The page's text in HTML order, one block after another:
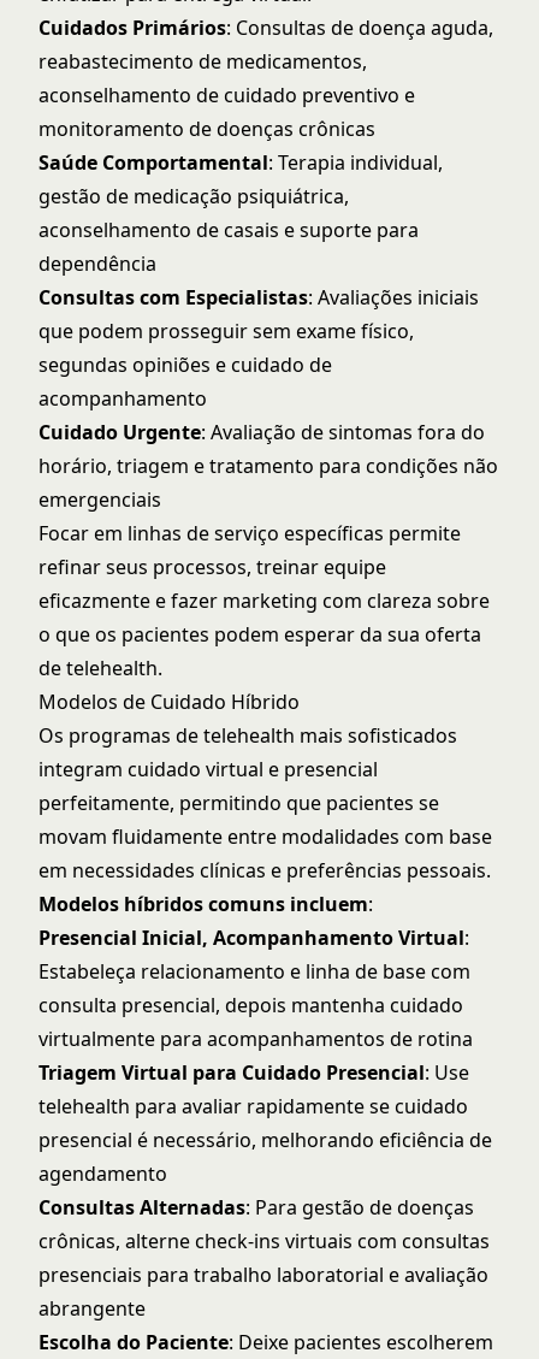
Cuidados Primários: Consultas de doença aguda,
reabastecimento de medicamentos,
aconselhamento de cuidado preventivo e
monitoramento de doenças crônicas
Saúde Comportamental: Terapia individual,
gestão de medicação psiquiátrica,
aconselhamento de casais e suporte para
dependência
Consultas com Especialistas: Avaliações iniciais
que podem prosseguir sem exame físico,
segundas opiniões e cuidado de
acompanhamento
Cuidado Urgente: Avaliação de sintomas fora do
horário, triagem e tratamento para condições não
emergenciais
Focar em linhas de serviço específicas permite
refinar seus processos, treinar equipe
eficazmente e fazer marketing com clareza sobre
o que os pacientes podem esperar da sua oferta
de telehealth.
Modelos de Cuidado Híbrido
Os programas de telehealth mais sofisticados
integram cuidado virtual e presencial
perfeitamente, permitindo que pacientes se
movam fluidamente entre modalidades com base
em necessidades clínicas e preferências pessoais.
Modelos híbridos comuns incluem:
Presencial Inicial, Acompanhamento Virtual:
Estabeleça relacionamento e linha de base com
consulta presencial, depois mantenha cuidado
virtualmente para acompanhamentos de rotina
Triagem Virtual para Cuidado Presencial: Use
telehealth para avaliar rapidamente se cuidado
presencial é necessário, melhorando eficiência de
agendamento
Consultas Alternadas: Para gestão de doenças
crônicas, alterne check-ins virtuais com consultas
presenciais para trabalho laboratorial e avaliação
abrangente
Escolha do Paciente: Deixe pacientes escolherem